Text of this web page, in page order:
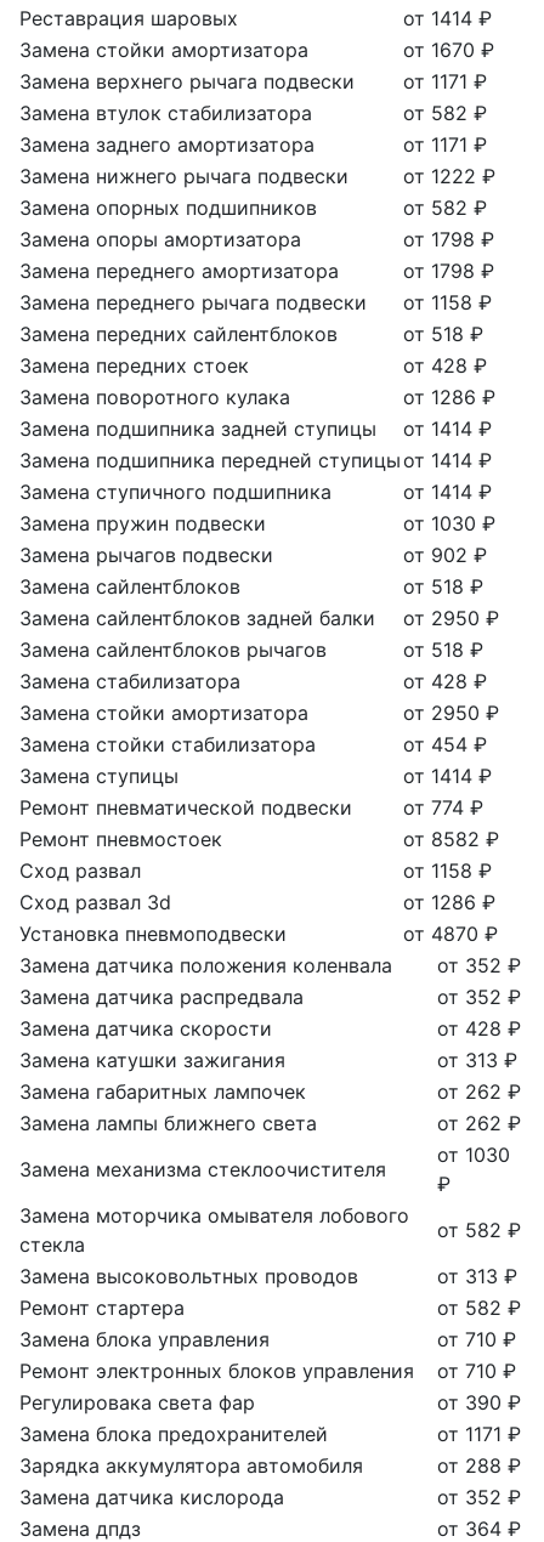
Реставрация шаровых
от 1414 ₽
Замена стойки амортизатора
от 1670 ₽
Замена верхнего рычага подвески
от 1171 ₽
Замена втулок стабилизатора
от 582 ₽
Замена заднего амортизатора
от 1171 ₽
Замена нижнего рычага подвески
от 1222 ₽
Замена опорных подшипников
от 582 ₽
Замена опоры амортизатора
от 1798 ₽
Замена переднего амортизатора
от 1798 ₽
Замена переднего рычага подвески
от 1158 ₽
Замена передних сайлентблоков
от 518 ₽
Замена передних стоек
от 428 ₽
Замена поворотного кулака
от 1286 ₽
Замена подшипника задней ступицы
от 1414 ₽
Замена подшипника передней ступицыот 1414 ₽
Замена ступичного подшипника
от 1414 ₽
Замена пружин подвески
от 1030 ₽
Замена рычагов подвески
от 902 ₽
Замена сайлентблоков
от 518 ₽
Замена сайлентблоков задней балки
от 2950 ₽
Замена сайлентблоков рычагов
от 518 ₽
Замена стабилизатора
от 428 ₽
Замена стойки амортизатора
от 2950 ₽
Замена стойки стабилизатора
от 454 ₽
Замена ступицы
от 1414 ₽
Ремонт пневматической подвески
от 774 ₽
Ремонт пневмостоек
от 8582 ₽
Сход развал
от 1158 ₽
Сход развал 3d
от 1286 ₽
Установка пневмоподвески
от 4870 ₽
Замена датчика положения коленвала
от 352 ₽
Замена датчика распредвала
от 352 ₽
Замена датчика скорости
от 428 ₽
Замена катушки зажигания
от 313 ₽
Замена габаритных лампочек
от 262 ₽
Замена лампы ближнего света
от 262 ₽
Замена механизма стеклоочистителя
от 1030
₽
Замена моторчика омывателя лобового
стекла
от 582 ₽
Замена высоковольтных проводов
от 313 ₽
Ремонт стартера
от 582 ₽
Замена блока управления
от 710 ₽
Ремонт электронных блоков управления
от 710 ₽
Регулировака света фар
от 390 ₽
Замена блока предохранителей
от 1171 ₽
Зарядка аккумулятора автомобиля
от 288 ₽
Замена датчика кислорода
от 352 ₽
Замена дпдз
от 364 ₽